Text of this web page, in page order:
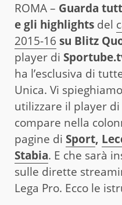
ROMA – Guarda
e gli highlights del
2015-16 su Blitz
player di
ha l’esclusiva di
Unica. Vi
utilizzare il player
compare nella
pagine di Sport,
Stabia. E che sarà
sulle dirette
Lega Pro. Ecco le